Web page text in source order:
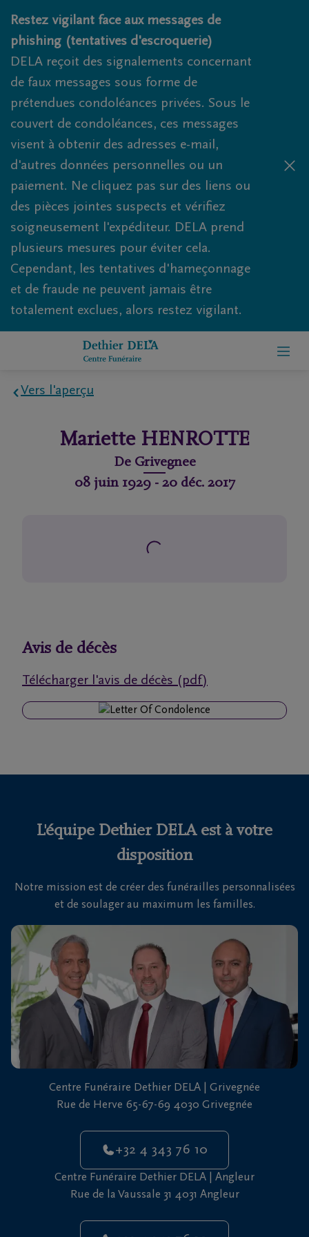
Obituaries.breadcrumbs.SkipLink
Restez vigilant face aux messages de
phishing (tentatives d'escroquerie)
DELA reçoit des signalements concernant
de faux messages sous forme de
prétendues condoléances privées. Sous le
couvert de condoléances, ces messages
visent à obtenir des adresses e-mail,
d'autres données personnelles ou un
paiement. Ne cliquez pas sur des liens ou
des pièces jointes suspects et vérifiez
soigneusement l'expéditeur. DELA prend
plusieurs mesures pour éviter cela.
Cependant, les tentatives d'hameçonnage
et de fraude ne peuvent jamais être
totalement exclues, alors restez vigilant.
de
funéraires
fréquemment
Nous
sommes
là pour
vous
24h/24
+32
4
343
76
10
Grivegnée
Vers l'aperçu
Mariette HENROTTE
De Grivegnee
08 juin 1929- 20 déc. 2017
Avis de décès
Télécharger l'avis de décès (pdf)
L'équipe Dethier DELA est à votre
disposition
Notre mission est de créer des funérailles personnalisées
et de soulager au maximum les familles.
Centre Funéraire Dethier DELA | Grivegnée
Rue de Herve 65-67-69 4030 Grivegnée
+32 4 343 76 10
Centre Funéraire Dethier DELA | Angleur
Rue de la Vaussale 31 4031 Angleur